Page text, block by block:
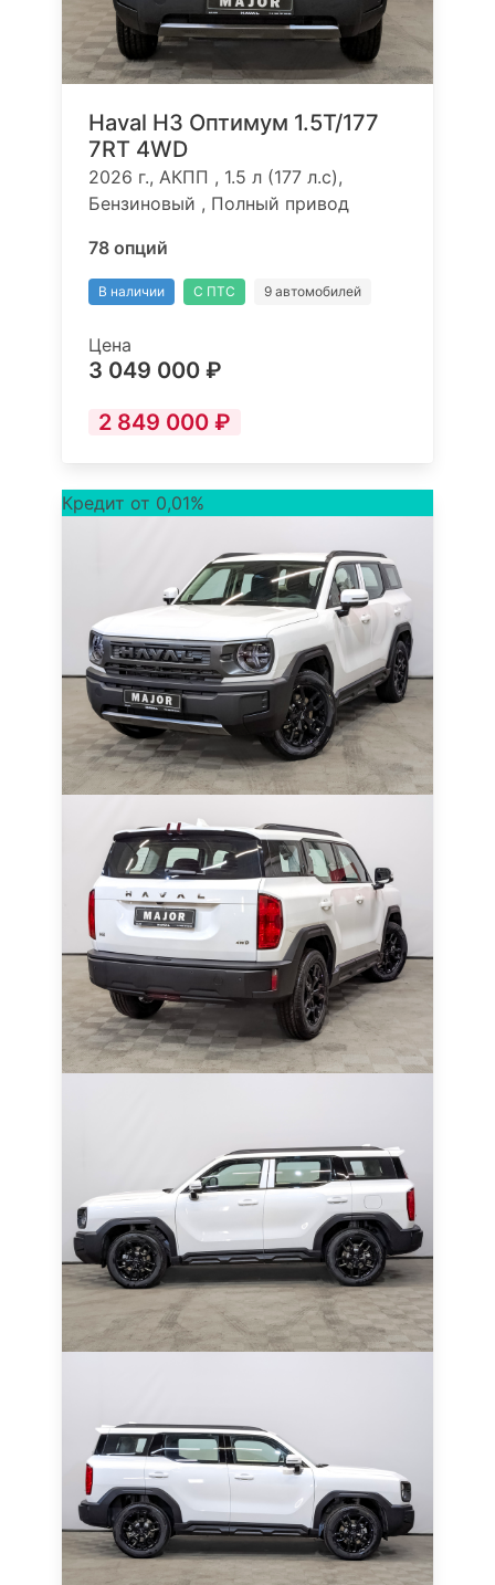
Haval H3 Оптимум 1.5T/177
7RT 4WD
2026 г., АКПП , 1.5 л (177 л.с),
Бензиновый , Полный привод
78 опций
В наличии С ПТС 9 автомобилей
Цена
3 049 000 ₽
2 849 000 ₽
Кредит от 0,01%